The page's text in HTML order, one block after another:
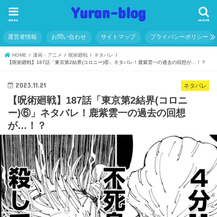
Yuran-blog search
menu
運営者情報 お問い合わせ サイトマップ プライバシーポリシー
HOME 漫画・アニメ 呪術廻戦
ネタバレ
【呪術廻戦】187話「東京第2結界(コロニー)⑥」ネタバレ！鹿紫雲一の過去の回想が…！？
ネタバレ
2023.11.21
【呪術廻戦】187話「東京第2結界(コロニ
ー)⑥」ネタバレ！鹿紫雲一の過去の回想
が…！？